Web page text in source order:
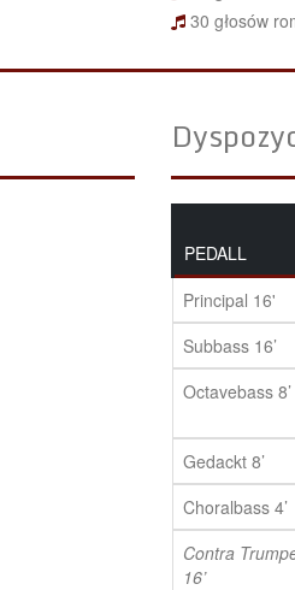
30 głosów
PEDALL
Principal 16'
Subbass 16’
Octavebass 8’
Gedackt 8’
Choralbass 4’
Contra
16’